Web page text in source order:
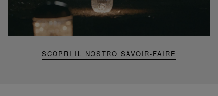
SCOPRI IL NOSTRO SAVOIR-FAIRE
portatile
mini